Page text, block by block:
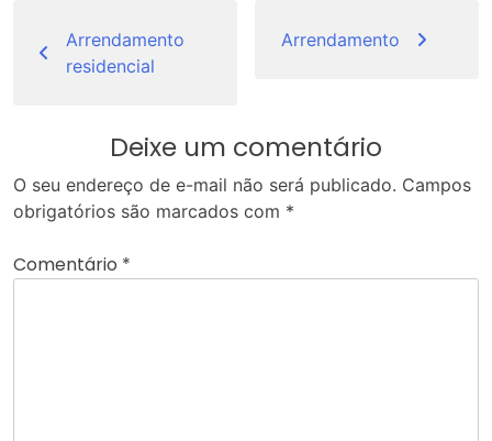
de
Post
Arrendamento
residencial
Arrendamento
Deixe um comentário
O seu endereço de e-mail não será publicado. Campos
obrigatórios são marcados com *
Comentário *